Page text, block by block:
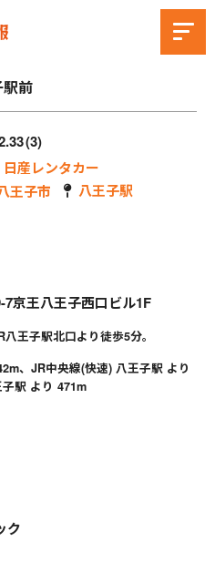
駅前
3
日産レンタカー
王子市
八王子駅
京王八王子西口ビル1F
王子駅北口より徒歩5分。
、JR中央線(快速) 八王子駅 より
駅 より 471m
ク